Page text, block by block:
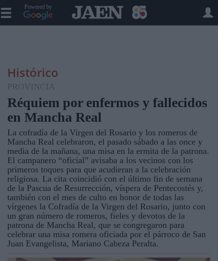
Powered by
Histórico
PROVINCIA
Réquiem por enfermos y fallecidos
en Mancha Real
La cofradía de la Virgen del Rosario y los romeros de
Mancha Real celebraron, el pasado sábado a las once y
media de la mañana, una misa en la ermita de la patrona.
El campanero “oficial” avisaba a los vecinos con los
primeros toques para que acudieran a la celebración
religiosa. La cita coincidió con el último fin de semana
de la Pascua de Resurrección, víspera de Pentecostés y,
también con el mes de culto en honor de todas las
vírgenes la Cofradía de la Virgen del Rosario, junto con
un gran número de romeros, fieles y devotos de la
patrona de Mancha Real, que se congregaron para
celebrar una misa romera oficiada por el párroco de San
Juan Evangelista, Mariano Cabeza Peralta.